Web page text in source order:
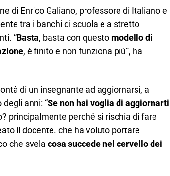
di Enrico Galiano, professore di Italiano e
tra i banchi di scuola e a stretto
“Basta, basta con questo modello di
, è finito e non funziona più”, ha
di un insegnante ad aggiornarsi, a
anni: “Se non hai voglia di aggiornarti
principalmente perché si rischia di fare
il docente. che ha voluto portare
che svela cosa succede nel cervello dei